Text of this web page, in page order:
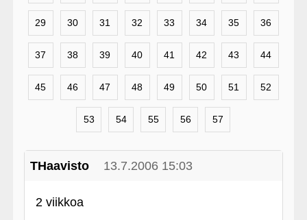
29 30 31 32 33 34 35 36
37 38 39 40 41 42 43 44
45 46 47 48 49 50 51 52
53 54 55 56 57
THaavisto 13.7.2006 15:03
2 viikkoa